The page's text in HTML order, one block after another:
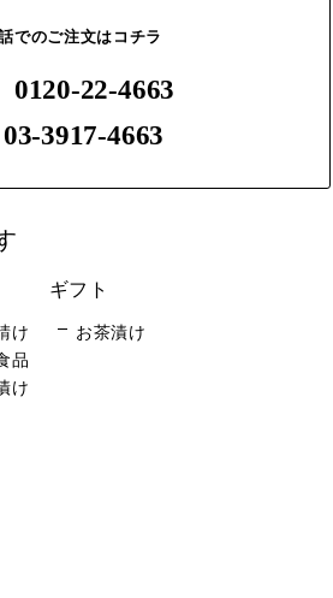
でのご注文はコチラ
0120-22-4663
03-3917-4663
け
品
け
ギフト
お茶漬け